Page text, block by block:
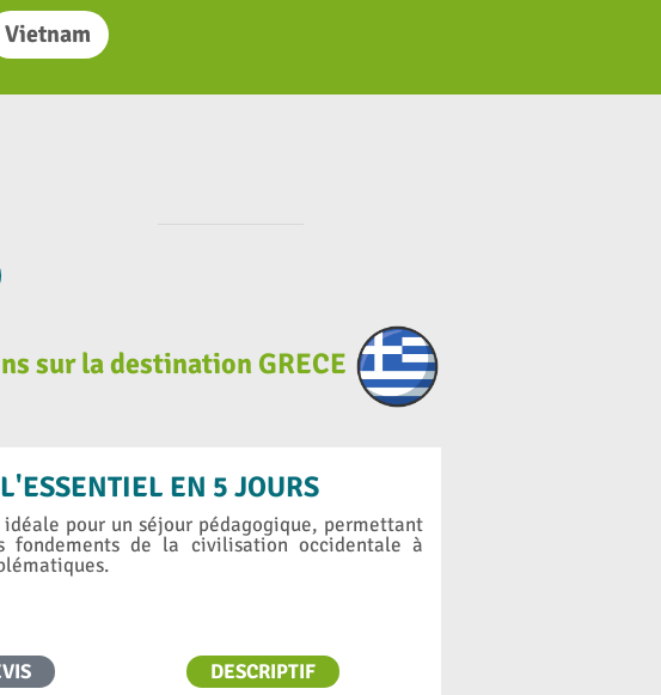
Vietnam
sur la destination GRECE
EN 5 JOURS
pour un séjour pédagogique, permettant
fondements de la civilisation occidentale à
DESCRIPTIF